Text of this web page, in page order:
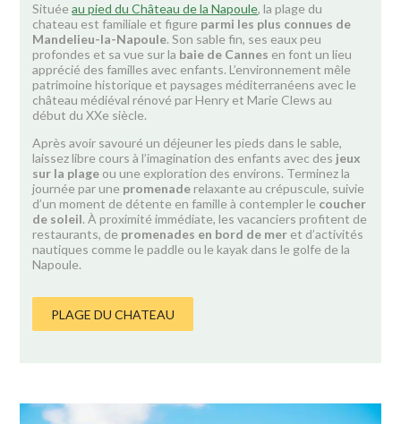
Situéeau pied du Château de la Napoule, la plage du
chateau est familiale et figure parmi les plus connues de
Mandelieu-la-Napoule. Son sable fin, ses eaux peu
profondes et sa vue sur la baie de Cannes en font un lieu
apprécié des familles avec enfants. L’environnement mêle
patrimoine historique et paysages méditerranéens avec le
château médiéval rénové par Henry et Marie Clews au
début du XXe siècle.
Après avoir savouré un déjeuner les pieds dans le sable,
laissez libre cours à l’imagination des enfants avec des jeux
sur la plage ou une exploration des environs. Terminez la
journée par une promenaderelaxante au crépuscule, suivie
d’un moment de détente en famille à contempler le coucher
de soleil. À proximité immédiate, les vacanciers profitent de
restaurants, de promenades en bord de mer et d’activités
nautiques comme le paddle ou le kayak dans le golfe de la
Napoule.
PLAGE DU CHATEAU